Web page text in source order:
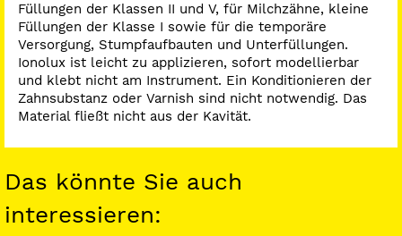
Füllungen der Klassen II und V, für Milchzähne, kleine
Füllungen der Klasse I sowie für die temporäre
Versorgung, Stumpfaufbauten und Unterfüllungen.
Ionolux ist leicht zu applizieren, sofort modellierbar
und klebt nicht am Instrument. Ein Konditionieren der
Zahnsubstanz oder Varnish sind nicht notwendig. Das
Material fließt nicht aus der Kavität.
Das könnte Sie auch
interessieren: